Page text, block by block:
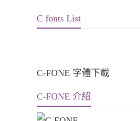
C fonts List
C-FONE 字體下載
C-FONE 介紹